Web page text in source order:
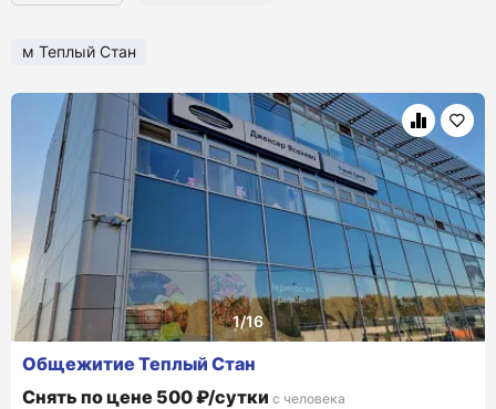
м Теплый Стан
Общежитие Теплый Стан
Снять по цене 500 ₽/сутки с человека